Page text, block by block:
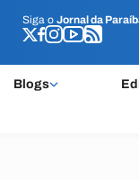
Siga o Jornal da
Blogs
Siga o Jornal da